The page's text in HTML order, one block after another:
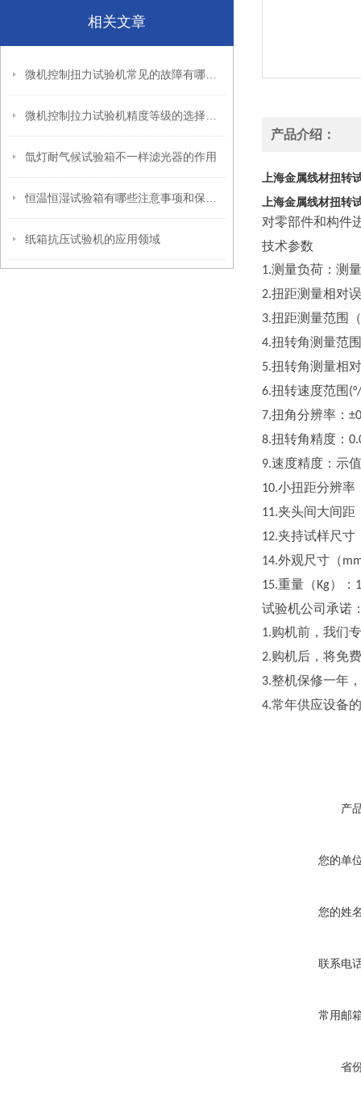
相关文章
氙灯耐气候试验箱不一样滤光器的作用
纸箱抗压试验机的应用领域
产品介绍：
上海金属线材扭转
上海金属线材扭转
对零部件和构件
技术参数
1.测量负荷：测
2.扭距测量相对
3.扭距测量范围（
4.扭转角测量范
5.扭转角测量相
6.扭转速度范围
7.扭角分辨率：
8.扭转角精度：
9.速度精度：示
10.小扭距分辨率
11.夹头间大间距
12.夹持试样尺寸
14.外观尺寸（
15.重量（ Kg）：
试验机公司承诺
1.购机前，我们
2.购机后，将免
3.整机保修一年
4.常年供应设备
产
您的单
您的姓
联系电
常用邮
省